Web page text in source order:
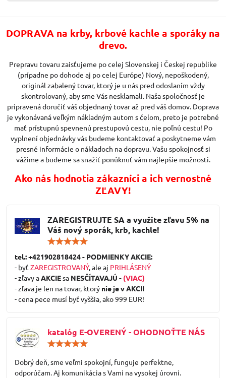
DOPRAVA na krby, krbové kachle a sporáky na
drevo.
Prepravu tovaru zaisťujeme po celej Slovenskej i Českej republike
(prípadne po dohode aj po celej Európe) Nový, nepoškodený,
originál zabalený tovar, ktorý je u nás pred odoslaním vždy
skontrolovaný, aby sme Vás nesklamali. Naša spoločnosť je
pripravená doručiť váš objednaný tovar až pred váš domov. Doprava
je vykonávaná veľkým nákladným autom s čelom, preto je potrebné
mať prístupnú spevnenú prestupovú cestu, nie poľnú cestu! Po
vyplnení objednávky vás budeme kontaktovať a poskytneme vám
presné informácie o nákladoch na dopravu. Vašu spokojnosť si
vážime a budeme sa snažiť ponúknuť vám najlepšie možnosti.
Ako nás hodnotia zákazníci a ich vernostné
ZĽAVY!
ZAREGISTRUJTE SA a využite zľavu 5% na
Váš nový sporák, krb, kachle!
/
5
tel.: +421902818424 - PODMIENKY AKCIE:
- byť ZAREGISTROVANÝ, ale aj PRIHLÁSENÝ
- zľavy aAKCIEsa NESČÍTAVAJÚ - (VIAC)
- zľava je len na tovar, ktorý nie je v AKCII
- cena pece musí byť vyššia, ako 999 EUR!
katalóg E-OVERENÝ - OHODNOŤTE NÁS
5
Dobrý deň, sme veľmi spokojní, funguje perfektne,
odporúčam. Aj komunikácia s Vami na vysokej úrovni.